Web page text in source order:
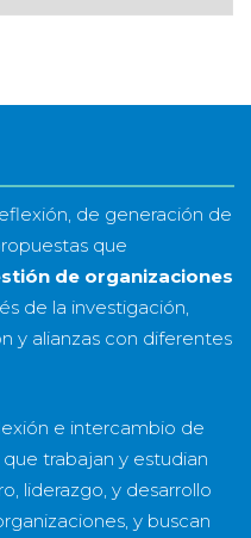
de generación de
que
de organizaciones
de la investigación,
y alianzas con diferentes
e intercambio de
trabajan y estudian
liderazgo, y desarrollo
y buscan